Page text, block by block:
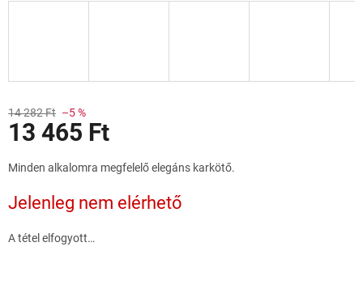
14 282 Ft –5 %
13 465 Ft
Minden alkalomra megfelelő elegáns karkötő.
Jelenleg nem elérhető
A tétel elfogyott…